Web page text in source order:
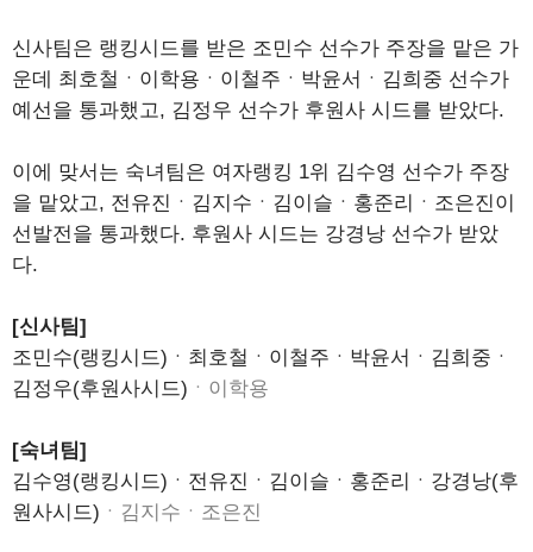
신사팀은 랭킹시드를 받은 조민수 선수가 주장을 맡은 가
운데 최호철ㆍ이학용ㆍ이철주ㆍ박윤서ㆍ김희중 선수가
예선을 통과했고, 김정우 선수가 후원사 시드를 받았다.
이에 맞서는 숙녀팀은 여자랭킹 1위 김수영 선수가 주장
을 맡았고, 전유진ㆍ김지수ㆍ김이슬ㆍ홍준리ㆍ조은진이
선발전을 통과했다. 후원사 시드는 강경낭 선수가 받았
다.
[신사팀]
조민수(랭킹시드)ㆍ최호철ㆍ이철주ㆍ박윤서ㆍ김희중ㆍ
김정우(후원사시드) ㆍ이학용
[숙녀팀]
김수영(랭킹시드)ㆍ전유진ㆍ김이슬ㆍ홍준리ㆍ강경낭(후
원사시드) ㆍ김지수ㆍ조은진